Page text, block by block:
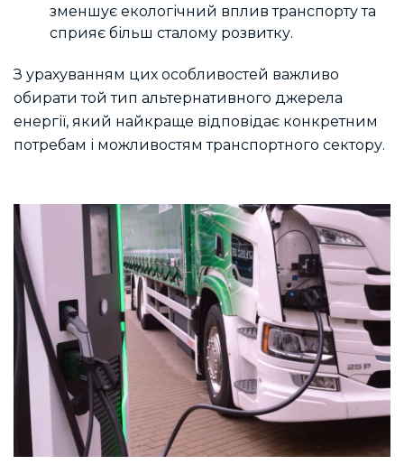
зменшує екологічний вплив транспорту та
сприяє більш сталому розвитку.
З урахуванням цих особливостей важливо
обирати той тип альтернативного джерела
енергії, який найкраще відповідає конкретним
потребам і можливостям транспортного сектору.